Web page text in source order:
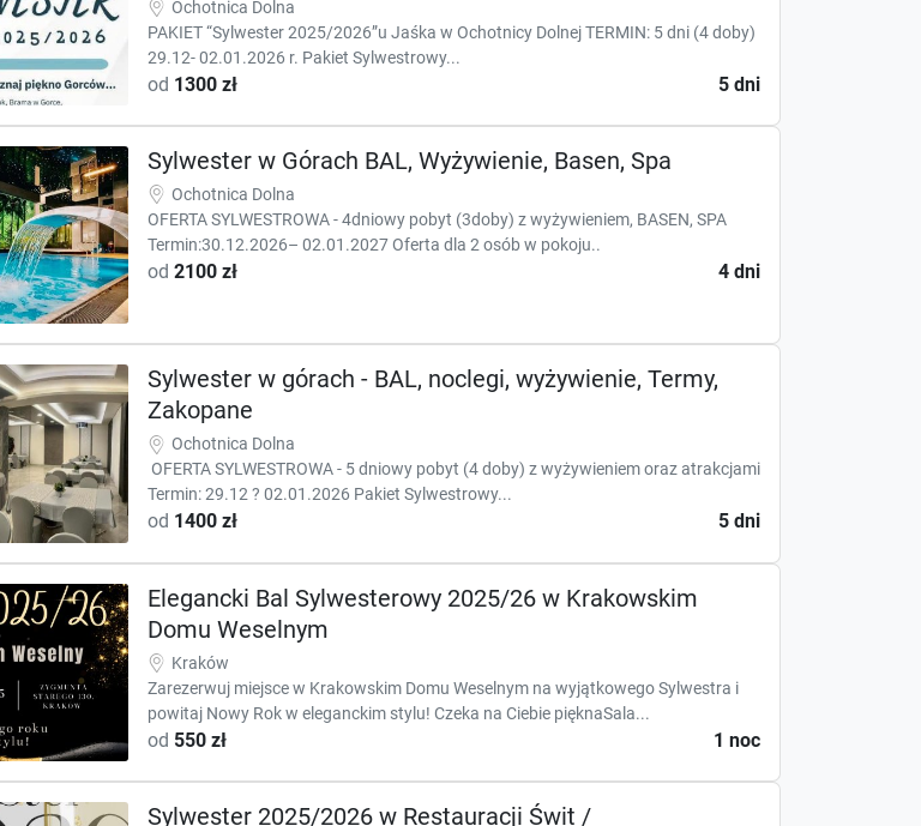
Ochotnica Dolna
PAKIET “Sylwester 2025/2026”u Jaśka w Ochotnicy Dolnej TERMIN: 5 dni (4 doby)
29.12- 02.01.2026 r. Pakiet Sylwestrowy...
od 1300 zł 5 dni
Sylwester w Górach BAL, Wyżywienie, Basen, Spa
Ochotnica Dolna
OFERTA SYLWESTROWA - 4dniowy pobyt (3doby) z wyżywieniem, BASEN, SPA
Termin:30.12.2026– 02.01.2027 Oferta dla 2 osób w pokoju..
od 2100 zł 4 dni
Sylwester w górach - BAL, noclegi, wyżywienie, Termy,
Zakopane
Ochotnica Dolna
OFERTA SYLWESTROWA - 5 dniowy pobyt (4 doby) z wyżywieniem oraz atrakcjami
Termin: 29.12 ? 02.01.2026 Pakiet Sylwestrowy...
od 1400 zł 5 dni
Elegancki Bal Sylwesterowy 2025/26 w Krakowskim
Domu Weselnym
Kraków
Zarezerwuj miejsce w Krakowskim Domu Weselnym na wyjątkowego Sylwestra i
powitaj Nowy Rok w eleganckim stylu! Czeka na Ciebie pięknaSala...
od 550 zł 1 noc
Sylwester 2025/2026 w Restauracji Świt /